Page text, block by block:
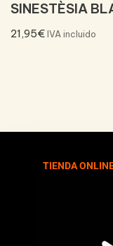
SINESTÈSIA
21,95€IVA incluido
TIENDA